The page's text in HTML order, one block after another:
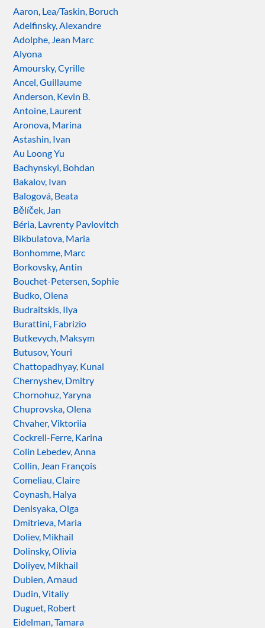
Aaron, Lea/Taskin, Boruch
Adelfinsky, Alexandre
Adolphe, Jean Marc
Alyona
Amoursky, Cyrille
Ancel, Guillaume
Anderson, Kevin B.
Antoine, Laurent
Aronova, Marina
Astashin, Ivan
Au Loong Yu
Bachynskyi, Bohdan
Bakalov, Ivan
Balogová, Beata
Bělíček, Jan
Béria, Lavrenty Pavlovitch
Bikbulatova, Maria
Bonhomme, Marc
Borkovsky, Antin
Bouchet-Petersen, Sophie
Budko, Olena
Budraitskis, Ilya
Burattini, Fabrizio
Butkevych, Maksym
Butusov, Youri
Chattopadhyay, Kunal
Chernyshev, Dmitry
Chornohuz, Yaryna
Chuprovska, Olena
Chvaher, Viktoriia
Cockrell-Ferre, Karina
Colin Lebedev, Anna
Collin, Jean François
Comeliau, Claire
Coynash, Halya
Denisyaka, Olga
Dmitrieva, Maria
Doliev, Mikhail
Dolinsky, Olivia
Doliyev, Mikhail
Dubien, Arnaud
Dudin, Vitaliy
Duguet, Robert
Eidelman, Tamara